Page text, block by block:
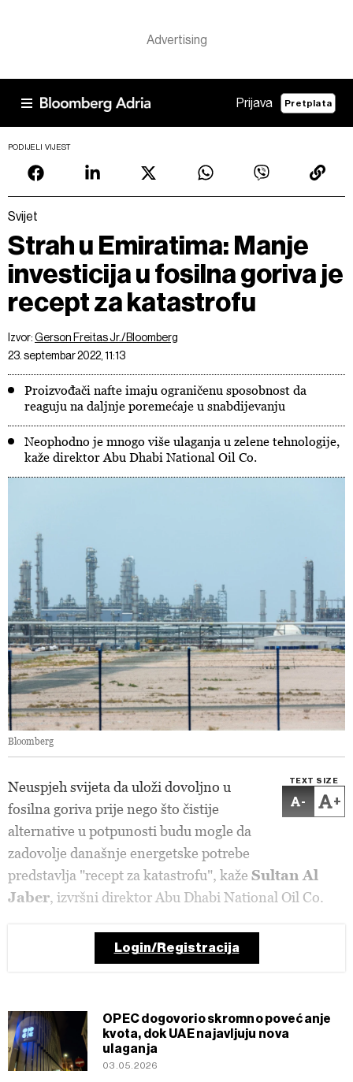
Prijava Pretplata
PODIJELI VIJEST
Svijet
Strah u Emiratima: Manje
investicija u fosilna goriva je
recept za katastrofu
Izvor:Gerson Freitas Jr./Bloomberg
23. septembar 2022, 11:13
Proizvođači nafte imaju ograničenu sposobnost da
reaguju na daljnje poremećaje u snabdijevanju
Neophodno je mnogo više ulaganja u zelene tehnologije,
kaže direktor Abu Dhabi National Oil Co.
Bloomberg
TEXT SIZE
- +
Neuspjeh svijeta da uloži dovoljno u
fosilna goriva prije nego što čistije
alternative u potpunosti budu mogle da
zadovolje današnje energetske potrebe
predstavlja "recept za katastrofu", kaže Sultan Al
Jaber, izvršni direktor Abu Dhabi National Oil Co.
Login/Registracija
OPEC dogovorio skromno povećanje
kvota, dok UAE najavljuju nova
ulaganja
03.05.2026